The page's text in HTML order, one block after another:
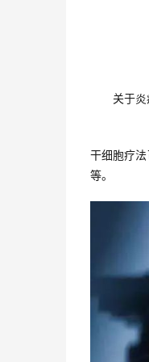
关于
干细胞疗
等。